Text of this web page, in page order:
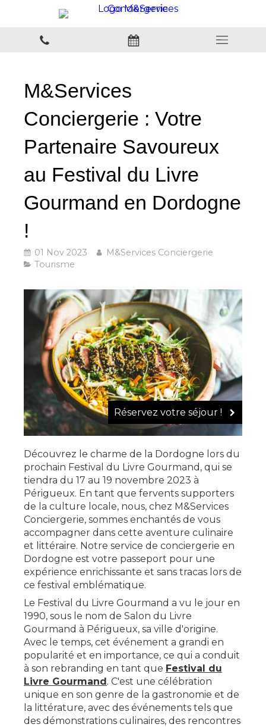
M&Services
Conciergerie : Votre
Partenaire Savoureux
au Festival du Livre
Gourmand en Dordogne
!
01 Nov 2023
M&Services Conciergerie
Tourisme
Réservez votre séjour !
Découvrez le charme de la Dordogne lors du
prochain Festival du Livre Gourmand, qui se
tiendra du 17 au 19 novembre 2023 à
Périgueux. En tant que fervents supporters
de la culture locale, nous, chez M&Services
Conciergerie, sommes enchantés de vous
accompagner dans cette aventure culinaire
et littéraire. Notre service de conciergerie en
Dordogne est votre passeport pour une
expérience enrichissante et sans tracas lors de
ce festival emblématique.
Le Festival du Livre Gourmand a vu le jour en
1990, sous le nom de Salon du Livre
Gourmand à Périgueux, sa ville d'origine.
Avec le temps, cet événement a grandi en
popularité et en importance, ce qui a conduit
à son rebranding en tant que Festival du
Livre Gourmand​​. C'est une célébration
unique en son genre de la gastronomie et de
la littérature, avec des événements tels que
des démonstrations culinaires, des rencontres